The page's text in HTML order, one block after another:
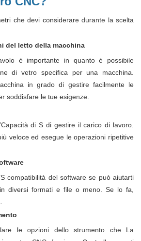
che devi considerare durante la scelta
del letto della macchina
è importante in quanto è possibile
di vetro specifica per una macchina.
in grado di gestire facilmente le
soddisfare le tue esigenze.
di S di gestire il carico di lavoro.
veloce ed esegue le operazioni ripetitive
compatibilità del software se può aiutarti
diversi formati e file o meno. Se lo fa,
le opzioni dello strumento che La